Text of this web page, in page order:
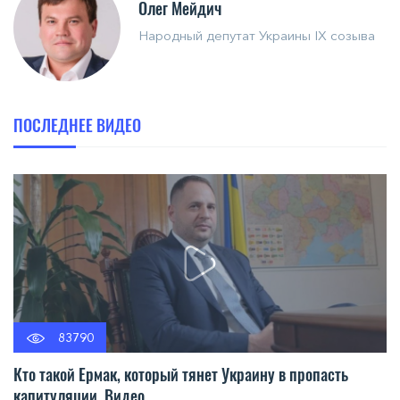
Олег Мейдич
Народный депутат Украины IX созыва
ПОСЛЕДНЕЕ ВИДЕО
83790
Кто такой Ермак, который тянет Украину в пропасть